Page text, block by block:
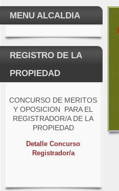
MENU ALCALDIA
REGISTRO DE LA
PROPIEDAD
CONCURSO DE MERITOS
Y OPOSICION PARA EL
REGISTRADOR/A DE LA
PROPIEDAD
Detalle Concurso
Registrador/a